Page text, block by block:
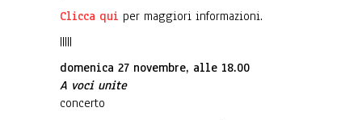
Clicca qui per maggiori informazioni.
|||||
domenica 27 novembre, alle 18.00
A voci unite
concerto